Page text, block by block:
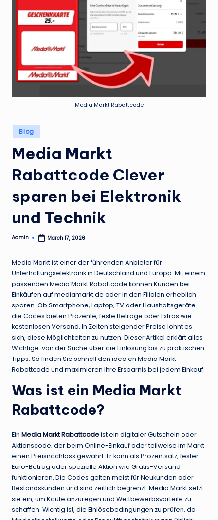
Media Markt Rabattcode
Posted
in
Blog
Media Markt
Rabattcode Clever
sparen bei Elektronik
und Technik
Posted
Admin March 17, 2026
Media Markt ist einer der führenden Anbieter für
Unterhaltungselektronik in Deutschland und Europa. Mit einem
passenden Media Markt Rabattcode können Kunden bei
Einkäufen auf mediamarkt.de oder in den Filialen erheblich
sparen. Ob Smartphone, Laptop, TV oder Haushaltsgeräte –
die Codes bieten Prozente, feste Beträge oder Extras wie
kostenlosen Versand. In Zeiten steigender Preise lohnt es
sich, diese Möglichkeiten zu nutzen. Dieser Artikel erklärt alles
Wichtige: von der Suche über die Einlösung bis zu praktischen
Tipps. So finden Sie schnell den idealen Media Markt
Rabattcode und maximieren Ihre Ersparnis bei jedem Einkauf.
Was ist ein Media Markt
Rabattcode?
Ein Media Markt Rabattcodeist ein digitaler Gutschein oder
Aktionscode, der beim Online-Einkauf oder teilweise im Markt
einen Preisnachlass gewährt. Er kann als Prozentsatz, fester
Euro-Betrag oder spezielle Aktion wie Gratis-Versand
funktionieren. Die Codes gelten meist für Neukunden oder
Bestandskunden und sind zeitlich begrenzt. Media Markt setzt
sie ein, um Käufe anzuregen und Wettbewerbsvorteile zu
schaffen. Wichtig ist, die Einlösebedingungen zu prüfen, da